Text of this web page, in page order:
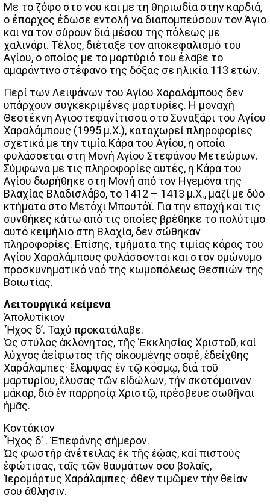
Με το ζόφο στο νου και με τη θηριωδία στην καρδιά,
ο έπαρχος έδωσε εντολή να διαπομπεύσουν τον Άγιο
και να τον σύρουν διά μέσου της πόλεως με
χαλινάρι. Τέλος, διέταξε τον αποκεφαλισμό του
Αγίου, ο οποίος με το μαρτύριό του έλαβε το
αμαράντινο στέφανο της δόξας σε ηλικία 113 ετών.
Περί των Λειψάνων του Αγίου Χαραλάμπους δεν
υπάρχουν συγκεκριμένες μαρτυρίες. Η μοναχή
Θεοτέκνη Αγιοστεφανίτισσα στο Συναξάρι του Αγίου
Χαραλάμπους (1995 μ.Χ.), καταχωρεί πληροφορίες
σχετικά με την τιμία Κάρα του Αγίου, η οποία
φυλάσσεται στη Μονή Αγίου Στεφάνου Μετεώρων.
Σύμφωνα με τις πληροφορίες αυτές, η Κάρα του
Αγίου δωρήθηκε στη Μονή από τον Ηγεμόνα της
Βλαχίας Βλαδισλάβο, το 1412 – 1413 μ.Χ., μαζί με δύο
κτήματα στο Μετόχι Μπουτόϊ. Για την εποχή και τις
συνθήκες κάτω από τις οποίες βρέθηκε το πολύτιμο
αυτό κειμήλιο στη Βλαχία, δεν σώθηκαν
πληροφορίες. Επίσης, τμήματα της τιμίας κάρας του
Αγίου Χαραλάμπους φυλάσσονται και στον ομώνυμο
προσκυνηματικό ναό της κωμοπόλεως Θεσπιών της
Βοιωτίας.
Λειτουργικά κείμενα
Ἀπολυτίκιον
Ἦχος δ’. Ταχύ προκατάλαβε.
Ὡς στύλος ἀκλόνητος, τῆς Ἐκκλησίας Χριστοῦ, καί
λύχνος ἀείφωτος τῆς οἰκουμένης σοφέ, ἐδείχθης
Χαράλαμπες· ἔλαμψας ἐν τῷ κόσμῳ, διά τοῦ
μαρτυρίου, ἔλυσας τῶν εἰδώλων, τήν σκοτόμαιναν
μάκαρ, διό ἐν παρρησίᾳ Χριστῷ, πρέσβευε σωθῆναι
ἡμᾶς.
Κοντάκιον
Ἦχος δ’ . Ἐπεφάνης σήμερον.
Ὡς φωστήρ ἀνέτειλας ἐκ τῆς ἑῴας, καί πιστούς
ἐφώτισας, ταῖς τῶν θαυμάτων σου βολαῖς,
Ἱερομάρτυς Χαράλαμπες· ὅθεν τιμῶμεν τὴν θείαν
σου ἄθλησιν.